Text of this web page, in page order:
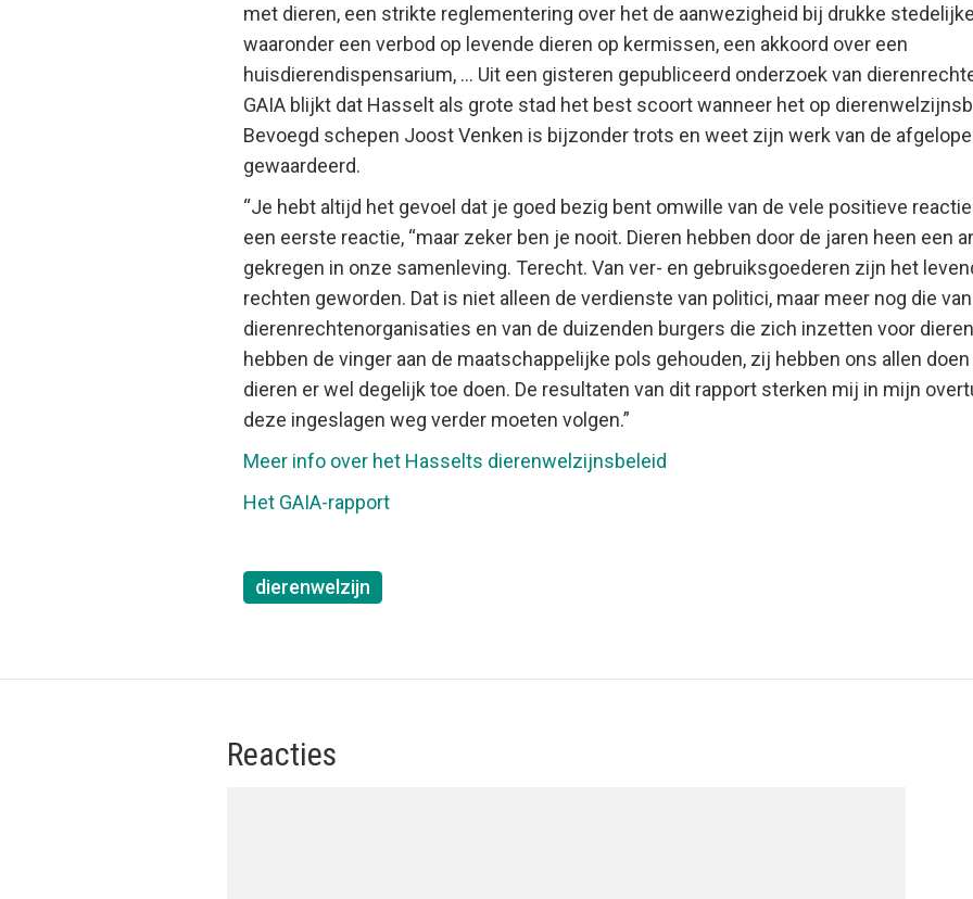
met dieren, een strikte reglementering over het de aanwezigheid bij drukke
waaronder een verbod op levende dieren op kermissen, een akkoord over een
huisdierendispensarium, ... Uit een gisteren gepubliceerd onderzoek van
GAIA blijkt dat Hasselt als grote stad het best scoort wanneer het op
Bevoegd schepen Joost Venken is bijzonder trots en weet zijn werk van de
gewaardeerd.
“Je hebt altijd het gevoel dat je goed bezig bent omwille van de vele positieve
een eerste reactie, “maar zeker ben je nooit. Dieren hebben door de jaren heen een
gekregen in onze samenleving. Terecht. Van ver- en gebruiksgoederen zijn het
rechten geworden. Dat is niet alleen de verdienste van politici, maar meer nog die
dierenrechtenorganisaties en van de duizenden burgers die zich inzetten voor
hebben de vinger aan de maatschappelijke pols gehouden, zij hebben ons allen
dieren er wel degelijk toe doen. De resultaten van dit rapport sterken mij in mijn
deze ingeslagen weg verder moeten volgen.”
Meer info over het Hasselts dierenwelzijnsbeleid
Het GAIA-rapport
dierenwelzijn
Reacties